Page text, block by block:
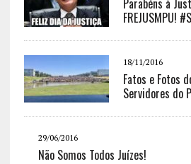
FREJUSMPU!
18/11/2016
Fatos e Fotos
Servidores do
29/06/2016
Não Somos Todos Juízes!